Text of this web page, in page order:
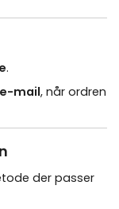
.
mail, når ordren
der passer